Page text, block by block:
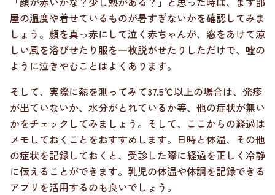
屋の温度や着せているものが暑すぎないかを確認してみま
しょう。顔を真っ赤にして泣く赤ちゃんが、窓をあけて涼
しい風を浴びせたり服を一枚脱がせたりしただけで、嘘の
ように泣きやむことはよくあります。
そして、実際に熱を測ってみて37.5℃以上の場合は、発疹
が出ていないか、水分がとれているか等、他の症状が無い
かをチェックしてみましょう。そして、ここからの経過は
メモしておくことをおすすめします。日時と体温、その他
の症状を記録しておくと、受診した際に経過を正しく冷静
に伝えることができます。乳児の体温や体調を記録できる
アプリを活用するのも良いでしょう。